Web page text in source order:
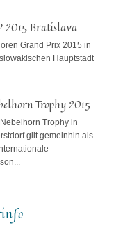
2015 Bratislava
Grand Prix 2015 in
Hauptstadt
Trophy 2015
Trophy in
gilt gemeinhin als